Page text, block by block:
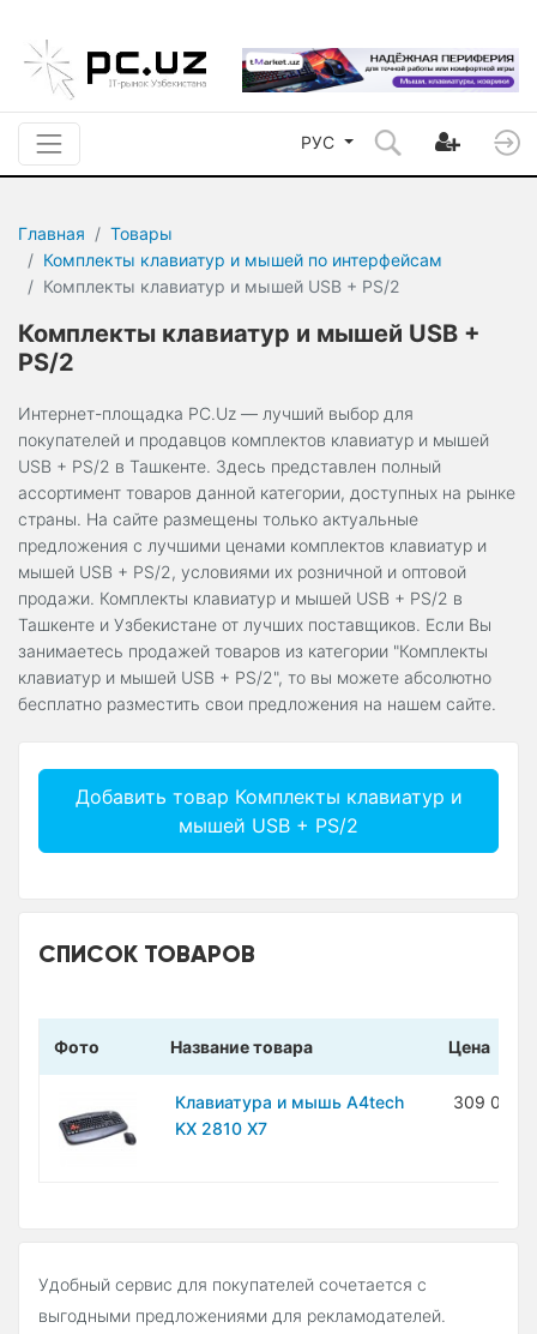
РУС
Главная
Товары
Комплекты клавиатур и мышей по интерфейсам
Комплекты клавиатур и мышей USB + PS/2
Комплекты клавиатур и мышей USB +
PS/2
Интернет-площадка PC.Uz — лучший выбор для
покупателей и продавцов комплектов клавиатур и мышей
USB + PS/2 в Ташкенте. Здесь представлен полный
ассортимент товаров данной категории, доступных на рынке
страны. На сайте размещены только актуальные
предложения с лучшими ценами комплектов клавиатур и
мышей USB + PS/2, условиями их розничной и оптовой
продажи. Комплекты клавиатур и мышей USB + PS/2 в
Ташкенте и Узбекистане от лучших поставщиков. Если Вы
занимаетесь продажей товаров из категории "Комплекты
клавиатур и мышей USB + PS/2", то вы можете абсолютно
бесплатно разместить свои предложения на нашем сайте.
Добавить товар Комплекты клавиатур и
мышей USB + PS/2
СПИСОК ТОВАРОВ
Фото Название товара Цена
Клавиатура и мышь A4tech
KX 2810 X7
309 000
Удобный сервис для покупателей сочетается с
выгодными предложениями для рекламодателей.